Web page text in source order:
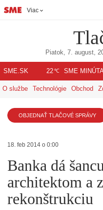
Viac
Piatok, 7. august,
SME.SK 22℃ SME
O službe Technológie Obchod
OBJEDNAŤ TLAČOVÉ SPRÁVY
18. feb 2014 o 0:00
Banka dá
architektom a
rekonštrukciu